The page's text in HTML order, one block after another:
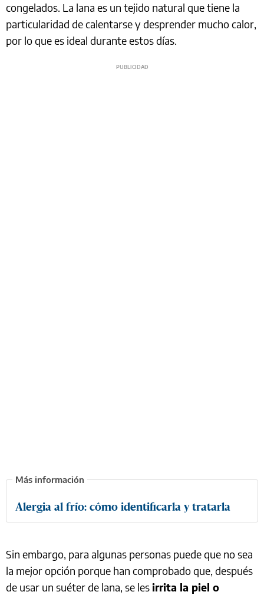
congelados. La lana es un tejido natural que tiene la
particularidad de calentarse y desprender mucho calor,
por lo que es ideal durante estos días.
Alergia al frío: cómo identificarla y tratarla
Sin embargo, para algunas personas puede que no sea
la mejor opción porque han comprobado que, después
de usar un suéter de lana, se lesirrita la piel o